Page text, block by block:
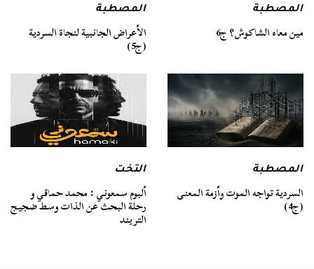
المصطبة
مين معاه الشاكوش؟ ج6
المصطبة
الأعراض الجانبية لنجاة السردية
(ج5)
المصطبة
السردية تواجه الموت وأزمة المعنى
(ج4)
التخت
ألبوم سمعوني : محمد حماقي و
رحلة البحث عن الذات وسط ضجيج
التريند